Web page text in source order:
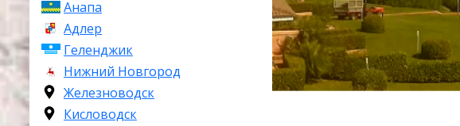
Анапа
Адлер
Геленджик
Нижний Новгород
Железноводск
Кисловодск